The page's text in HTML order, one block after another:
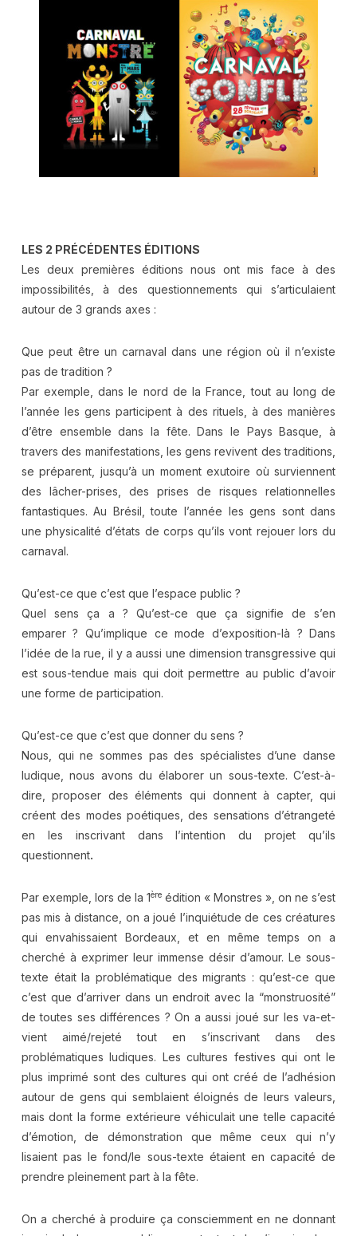
LES 2 PRÉCÉDENTES ÉDITIONS
Les deux premières éditions nous ont mis face à des
impossibilités, à des questionnements qui s’articulaient
autour de 3 grands axes :
Que peut être un carnaval dans une région où il n’existe
pas de tradition ?
Par exemple, dans le nord de la France, tout au long de
l’année les gens participent à des rituels, à des manières
d’être ensemble dans la fête. Dans le Pays Basque, à
travers des manifestations, les gens revivent des traditions,
se préparent, jusqu’à un moment exutoire où surviennent
des lâcher-prises, des prises de risques relationnelles
fantastiques. Au Brésil, toute l’année les gens sont dans
une physicalité d’états de corps qu’ils vont rejouer lors du
carnaval.
Qu’est-ce que c’est que l’espace public ?
Quel sens ça a ? Qu’est-ce que ça signifie de s’en
emparer ? Qu’implique ce mode d’exposition-là ? Dans
l’idée de la rue, il y a aussi une dimension transgressive qui
est sous-tendue mais qui doit permettre au public d’avoir
une forme de participation.
Qu’est-ce que c’est que donner du sens ?
Nous, qui ne sommes pas des spécialistes d’une danse
ludique, nous avons du élaborer un sous-texte. C’est-à-
dire, proposer des éléments qui donnent à capter, qui
créent des modes poétiques, des sensations d’étrangeté
en les inscrivant dans l’intention du projet qu’ils
questionnent.
Par exemple, lors de la 1èreédition « Monstres », on ne s’est
pas mis à distance, on a joué l’inquiétude de ces créatures
qui envahissaient Bordeaux, et en même temps on a
cherché à exprimer leur immense désir d’amour. Le sous-
texte était la problématique des migrants : qu’est-ce que
c’est que d’arriver dans un endroit avec la “monstruosité”
de toutes ses différences ? On a aussi joué sur les va-et-
vient aimé/rejeté tout en s’inscrivant dans des
problématiques ludiques. Les cultures festives qui ont le
plus imprimé sont des cultures qui ont créé de l’adhésion
autour de gens qui semblaient éloignés de leurs valeurs,
mais dont la forme extérieure véhiculait une telle capacité
d’émotion, de démonstration que même ceux qui n’y
lisaient pas le fond/le sous-texte étaient en capacité de
prendre pleinement part à la fête.
On a cherché à produire ça consciemment en ne donnant